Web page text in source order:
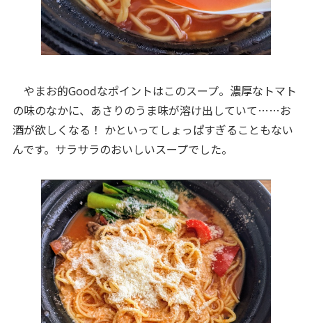
やまお的Goodなポイントはこのスープ。濃厚なトマト
の味のなかに、あさりのうま味が溶け出していて……お
酒が欲しくなる！ かといってしょっぱすぎることもない
んです。サラサラのおいしいスープでした。